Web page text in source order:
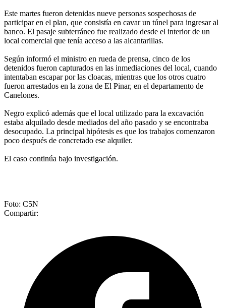
Este martes fueron detenidas nueve personas sospechosas de
participar en el plan, que consistía en cavar un túnel para ingresar al
banco. El pasaje subterráneo fue realizado desde el interior de un
local comercial que tenía acceso a las alcantarillas.
Según informó el ministro en rueda de prensa, cinco de los
detenidos fueron capturados en las inmediaciones del local, cuando
intentaban escapar por las cloacas, mientras que los otros cuatro
fueron arrestados en la zona de El Pinar, en el departamento de
Canelones.
Negro explicó además que el local utilizado para la excavación
estaba alquilado desde mediados del año pasado y se encontraba
desocupado. La principal hipótesis es que los trabajos comenzaron
poco después de concretado ese alquiler.
El caso continúa bajo investigación.
Foto: C5N
Compartir: